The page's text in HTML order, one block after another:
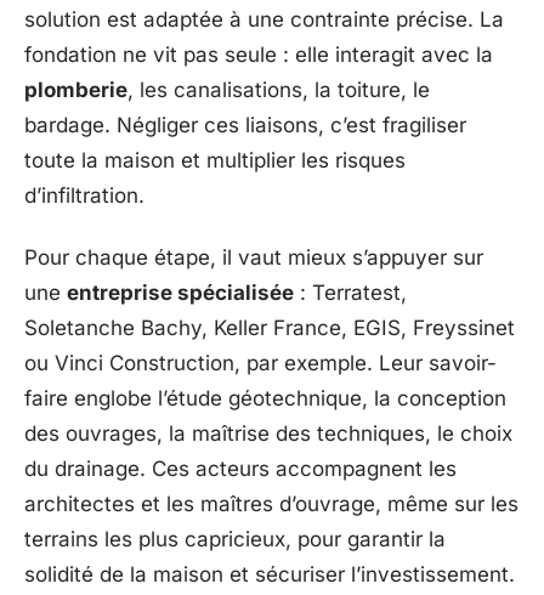
solution est adaptée à une contrainte précise. La
fondation ne vit pas seule : elle interagit avec la
plomberie, les canalisations, la toiture, le
bardage. Négliger ces liaisons, c’est fragiliser
toute la maison et multiplier les risques
d’infiltration.
Pour chaque étape, il vaut mieux s’appuyer sur
une entreprise spécialisée : Terratest,
Soletanche Bachy, Keller France, EGIS, Freyssinet
ou Vinci Construction, par exemple. Leur savoir-
faire englobe l’étude géotechnique, la conception
des ouvrages, la maîtrise des techniques, le choix
du drainage. Ces acteurs accompagnent les
architectes et les maîtres d’ouvrage, même sur les
terrains les plus capricieux, pour garantir la
solidité de la maison et sécuriser l’investissement.